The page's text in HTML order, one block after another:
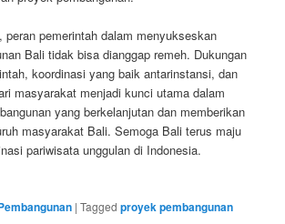
peran pemerintah dalam menyukseskan
Bali tidak bisa dianggap remeh. Dukungan
koordinasi yang baik antarinstansi, dan
masyarakat menjadi kunci utama dalam
yang berkelanjutan dan memberikan
masyarakat Bali. Semoga Bali terus maju
pariwisata unggulan di Indonesia.
|Tagged proyek pembangunan